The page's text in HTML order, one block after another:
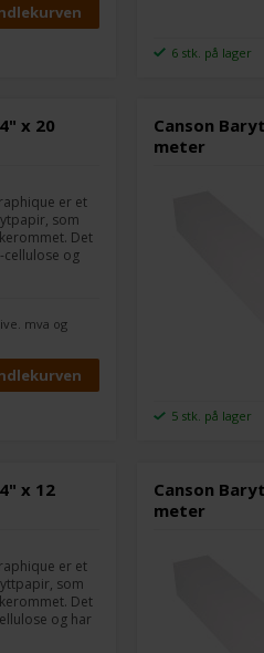
6 stk. på lager
x 20
er et
som
Det
cellulose og
andre typer
godt for
flotte
mva og
Canson
meter
5 stk. på lager
x 12
er et
som
Det
og har
typer
Canson
meter